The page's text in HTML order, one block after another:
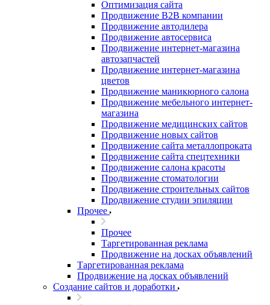
Оптимизация сайта
Продвижение B2B компании
Продвижение автодилера
Продвижение автосервиса
Продвижение интернет-магазина
автозапчастей
Продвижение интернет-магазина
цветов
Продвижение маникюрного салона
Продвижение мебельного интернет-
магазина
Продвижение медицинских сайтов
Продвижение новых сайтов
Продвижение сайта металлопроката
Продвижение сайта спецтехники
Продвижение салона красоты
Продвижение стоматологии
Продвижение строительных сайтов
Продвижение студии эпиляции
Прочее
Прочее
Таргетированная реклама
Продвижение на досках объявлений
Таргетированная реклама
Продвижение на досках объявлений
Создание сайтов и доработки